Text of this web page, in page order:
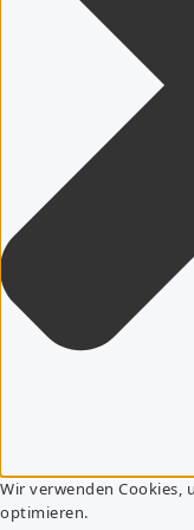
Wir verwenden Cookies,
optimieren.